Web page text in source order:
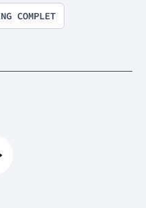
COMPLET